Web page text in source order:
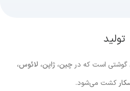
تولید
گوشتی است که در چین، ژاپن، لائوس،
کشت می‌شود.